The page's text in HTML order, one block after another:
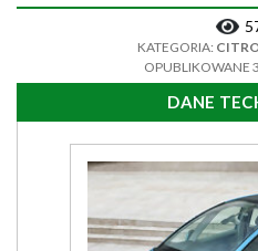
KATEGORIA:
OPUBLIKOWANE
DANE